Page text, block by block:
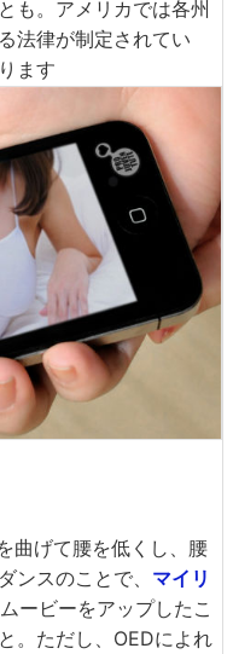
も。アメリカでは各州
法律が制定されてい
ます
曲げて腰を低くし、腰
ンスのことで、 マイリ
ービーをアップしたこ
。ただし、OEDによれ